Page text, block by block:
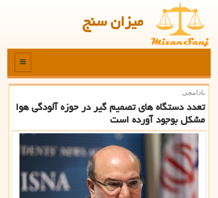
میزان سنج
منو
بادامچی:
تعدد دستگاه های تصمیم گیر در حوزه آلودگی هوا
مشكل بوجود آورده است